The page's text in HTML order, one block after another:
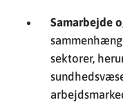
Samarbejde
sektorer,